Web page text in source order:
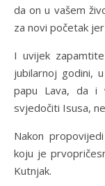
da on u vašem
za novi početak
I uvijek
jubilarnoj godini,
papu Lava, da
svjedočiti Isusa,
Nakon
koju je
Kutnjak.